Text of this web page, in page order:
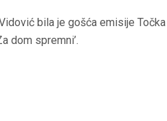
bila je gošća emisije
dom spremni’.